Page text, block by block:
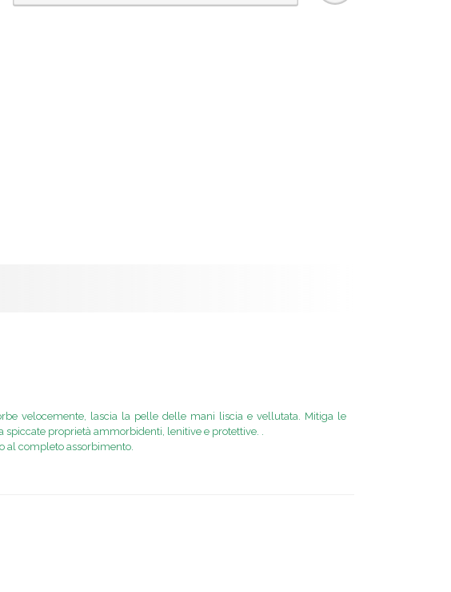
velocemente, lascia la pelle delle mani liscia e vellutata. Mitiga le
proprietà ammorbidenti, lenitive e protettive. .
al completo assorbimento.